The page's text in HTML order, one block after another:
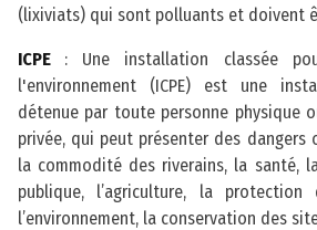
(lixiviats) qui sont polluants et doivent
ICPE : Une installation classée
l'environnement (ICPE) est une
détenue par toute personne physique
privée, qui peut présenter des dangers
la commodité des riverains, la santé,
publique, l’agriculture, la
l’environnement, la conservation des